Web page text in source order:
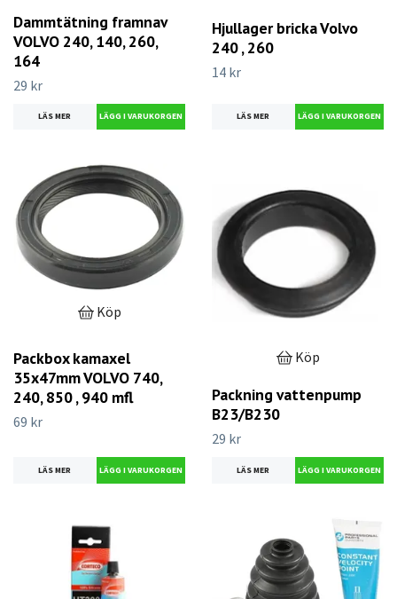
Dammtätning framnav
VOLVO 240, 140, 260,
164
29 kr
LÄS MER
Hjullager bricka Volvo
240 , 260
14 kr
LÄS MER
Köp
Packbox kamaxel
35x47mm VOLVO 740,
240, 850 , 940 mfl
69 kr
LÄS MER
Köp
Packning vattenpump
B23/B230
29 kr
LÄS MER